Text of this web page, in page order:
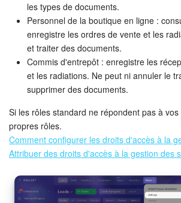
les types de documents.
Personnel de la boutique en ligne :
enregistre les ordres de vente et les
et traiter des documents.
Commis d'entrepôt : enregistre les
et les radiations. Ne peut ni annuler le
supprimer des documents.
Si les rôles standard ne répondent pas à
propres rôles.
Comment configurer les droits d'accès à la
Attribuer des droits d'accès à la gestion des